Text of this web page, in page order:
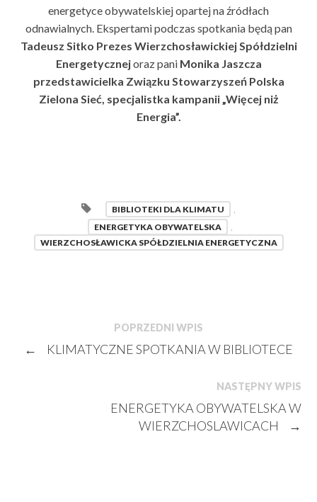
energetyce obywatelskiej opartej na źródłach
odnawialnych. Ekspertami podczas spotkania będą pan
Tadeusz Sitko Prezes Wierzchosławickiej Spółdzielni
Energetycznejoraz pani Monika Jaszcza
przedstawicielka Związku Stowarzyszeń Polska
Zielona Sieć, specjalistka kampanii „Więcej niż
Energia”.
BIBLIOTEKI DLA KLIMATU
ENERGETYKA OBYWATELSKA
WIERZCHOSŁAWICKA SPÓŁDZIELNIA ENERGETYCZNA
POPRZEDNI WPIS
← KLIMATYCZNE SPOTKANIA W BIBLIOTECE
NASTĘPNY WPIS
ENERGETYKA OBYWATELSKA W
WIERZCHOSLAWICACH
→